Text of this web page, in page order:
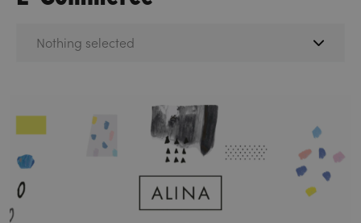
Nothing selected